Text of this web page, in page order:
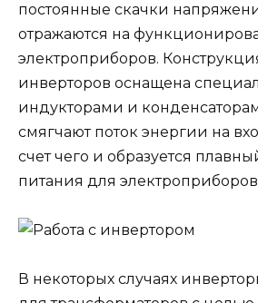
постоянные скачки
отражаются на
электроприборов.
инверторов оснащена
индукторами и
смягчают поток энергии на
счет чего и образуется
питания для
В некоторых случаях